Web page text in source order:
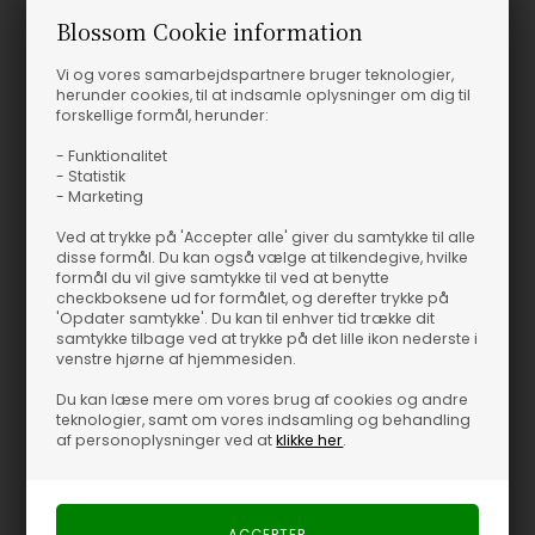
Blossom Cookie information
Vi og vores samarbejdspartnere bruger teknologier,
herunder cookies, til at indsamle oplysninger om dig til
forskellige formål, herunder:
- Funktionalitet
- Statistik
- Marketing
Ved at trykke på 'Accepter alle' giver du samtykke til alle
disse formål. Du kan også vælge at tilkendegive, hvilke
formål du vil give samtykke til ved at benytte
checkboksene ud for formålet, og derefter trykke på
'Opdater samtykke'. Du kan til enhver tid trække dit
samtykke tilbage ved at trykke på det lille ikon nederste i
venstre hjørne af hjemmesiden.
Du kan læse mere om vores brug af cookies og andre
teknologier, samt om vores indsamling og behandling
af personoplysninger ved atklikke her.